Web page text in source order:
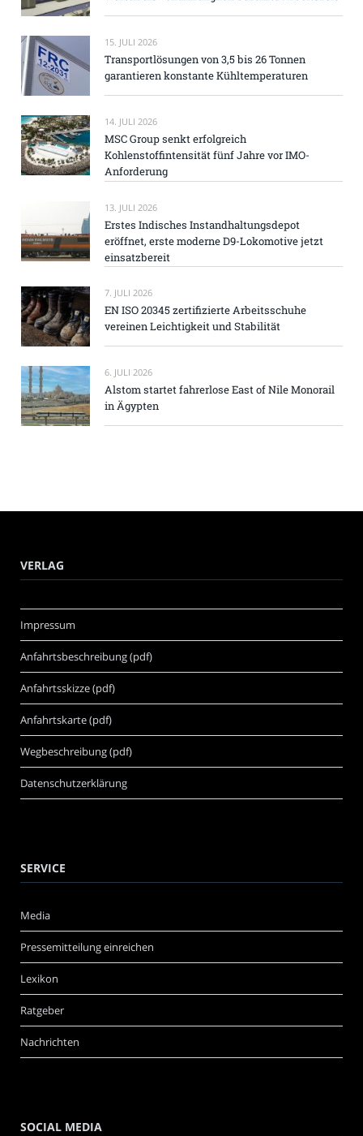
15. JULI 2026
Transportlösungen von 3,5 bis 26 Tonnen
garantieren konstante Kühltemperaturen
14. JULI 2026
MSC Group senkt erfolgreich
Kohlenstoffintensität fünf Jahre vor IMO-
Anforderung
13. JULI 2026
Erstes Indisches Instandhaltungsdepot
eröffnet, erste moderne D9-Lokomotive jetzt
einsatzbereit
7. JULI 2026
EN ISO 20345 zertifizierte Arbeitsschuhe
vereinen Leichtigkeit und Stabilität
6. JULI 2026
Alstom startet fahrerlose East of Nile Monorail
in Ägypten
VERLAG
Impressum
Anfahrtsbeschreibung (pdf)
Anfahrtsskizze (pdf)
Anfahrtskarte (pdf)
Wegbeschreibung (pdf)
Datenschutzerklärung
SERVICE
Media
Pressemitteilung einreichen
Lexikon
Ratgeber
Nachrichten
SOCIAL MEDIA